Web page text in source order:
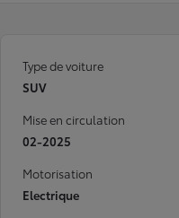
Type de voiture
SUV
Mise en circulation
02-2025
Motorisation
Electrique